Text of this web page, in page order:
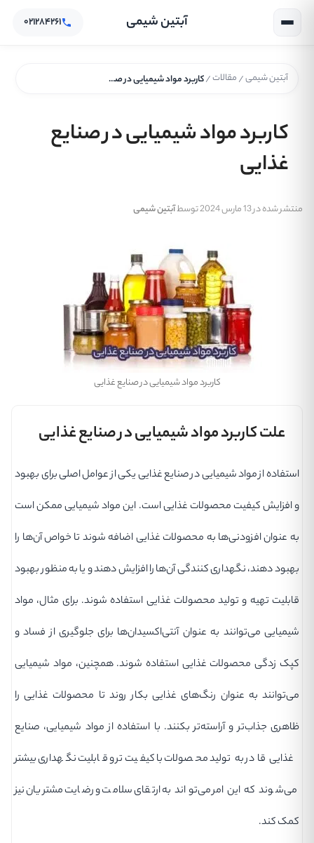
آبتین شیمی ۰۲۱۲۸۴۲۶۱
آبتین شیمی/مقالات/ کاربرد مواد شیمیایی در صنایع غذایی
کاربرد مواد شیمیایی در صنایع
غذایی
منتشر شده در 13 مارس 2024 توسط آبتین شیمی
کاربرد مواد شیمیایی در صنایع غذایی
علت کاربرد مواد شیمیایی در صنایع غذایی
استفاده از مواد شیمیایی در صنایع غذایی یکی از عوامل اصلی برای بهبود
و افزایش کیفیت محصولات غذایی است. این مواد شیمیایی ممکن است
به عنوان افزودنی‌ها به محصولات غذایی اضافه شوند تا خواص آن‌ها را
بهبود دهند، نگهداری کنندگی آن‌ها را افزایش دهند و یا به منظور بهبود
قابلیت تهیه و تولید محصولات غذایی استفاده شوند. برای مثال، مواد
شیمیایی می‌توانند به عنوان آنتی‌اکسیدان‌ها برای جلوگیری از فساد و
کپک زدگی محصولات غذایی استفاده شوند. همچنین، مواد شیمیایی
می‌توانند به عنوان رنگ‌های غذایی بکار روند تا محصولات غذایی را
ظاهری جذاب‌تر و آراسته‌تر بکنند. با استفاده از مواد شیمیایی، صنایع
غذایی قادر به تولید محصولات با کیفیت‌تر و قابلیت نگهداری بیشتر
می‌شوند که این امر می‌تواند به ارتقای سلامت و رضایت مشتریان نیز
کمک کند.